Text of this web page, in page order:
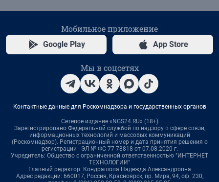
Мобильное приложение
Google Play App Store
Мы в соцсетях
Контактные данные для Роскомнадзора и государственных органов
Сетевое издание «NGS24.RU» (18+)
Зарегистрировано Федеральной службой по надзору в сфере связи,
информационных технологий и массовых коммуникаций
(Роскомнадзор). Регистрационный номер и дата принятия решения о
регистрации - ЭЛ № ФС 77-78818 от 07.08.2020 г.
Учредитель: Общество с ограниченной ответственностью "ИНТЕРНЕТ
ТЕХНОЛОГИИ"
Главный редактор: Кондрашова Надежда Александровна
Адрес редакции: 660017, Россия, Красноярск, пр. Мира, 94, оф. 230,